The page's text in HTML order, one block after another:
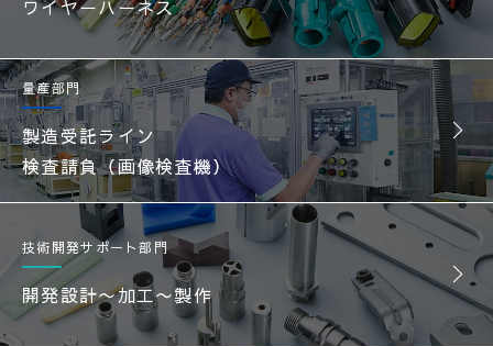
ワイヤーハーネス
量産部門
製造受託ライン
検査請負（画像検査機）
技術開発サポート部門
開発設計〜加工〜製作